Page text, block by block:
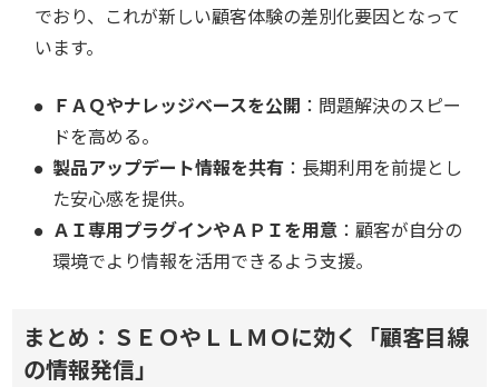
でおり、これが新しい顧客体験の差別化要因となって
います。
ＦＡＱやナレッジベースを公開 ：問題解決のスピー
ドを高める。
製品アップデート情報を共有 ：長期利用を前提とし
た安心感を提供。
ＡＩ専用プラグインやＡＰＩを用意 ：顧客が自分の
環境でより情報を活用できるよう支援。
まとめ：ＳＥＯやＬＬＭＯに効く「顧客目線
の情報発信」